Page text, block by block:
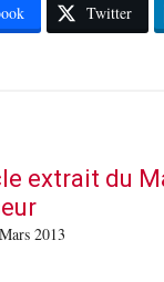
Twitter
extrait du
2013